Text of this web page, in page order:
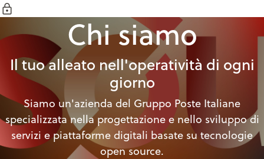
Chi siamo
Il tuo alleato nell'operatività di ogni
giorno
Siamo un'azienda del Gruppo Poste Italiane
specializzata nella progettazione e nello sviluppo di
servizi e piattaforme digitali basate su tecnologie
open source.